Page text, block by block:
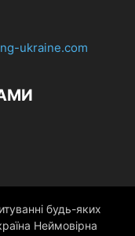
ukraine.com
будь-яких
Неймовірна